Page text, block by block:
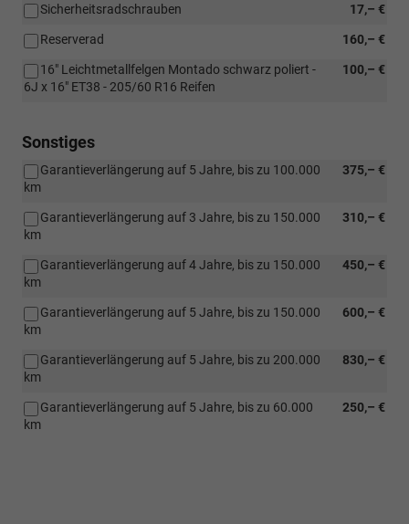
17,– €
Sicherheitsradschrauben
160,– €
Reserverad
100,– €
16" Leichtmetallfelgen Montado schwarz poliert -
6J x 16" ET38 - 205/60 R16 Reifen
Sonstiges
375,– €
Garantieverlängerung auf 5 Jahre, bis zu 100.000
km
310,– €
Garantieverlängerung auf 3 Jahre, bis zu 150.000
km
450,– €
Garantieverlängerung auf 4 Jahre, bis zu 150.000
km
600,– €
Garantieverlängerung auf 5 Jahre, bis zu 150.000
km
830,– €
Garantieverlängerung auf 5 Jahre, bis zu 200.000
km
250,– €
Garantieverlängerung auf 5 Jahre, bis zu 60.000
km